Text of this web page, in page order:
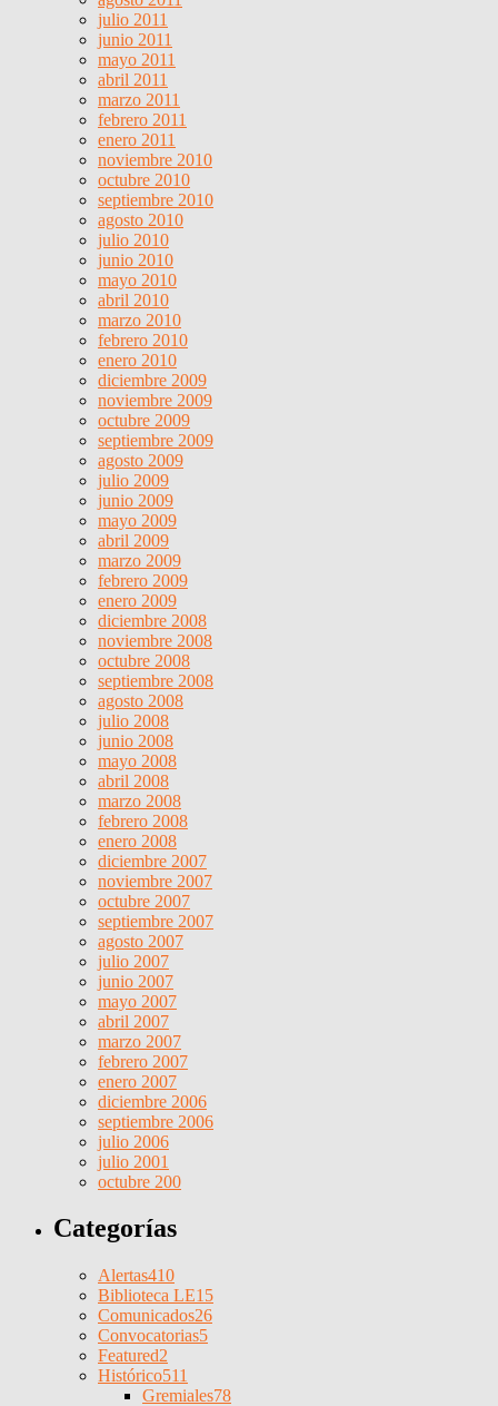
julio 2011
junio 2011
mayo 2011
abril 2011
marzo 2011
febrero 2011
enero 2011
noviembre 2010
octubre 2010
septiembre 2010
agosto 2010
julio 2010
junio 2010
mayo 2010
abril 2010
marzo 2010
febrero 2010
enero 2010
diciembre 2009
noviembre 2009
octubre 2009
septiembre 2009
agosto 2009
julio 2009
junio 2009
mayo 2009
abril 2009
marzo 2009
febrero 2009
enero 2009
diciembre 2008
noviembre 2008
octubre 2008
septiembre 2008
agosto 2008
julio 2008
junio 2008
mayo 2008
abril 2008
marzo 2008
febrero 2008
enero 2008
diciembre 2007
noviembre 2007
octubre 2007
septiembre 2007
agosto 2007
julio 2007
junio 2007
mayo 2007
abril 2007
marzo 2007
febrero 2007
enero 2007
diciembre 2006
septiembre 2006
julio 2006
julio 2001
octubre 200
Categorías
Alertas410
Biblioteca LE15
Comunicados26
Convocatorias5
Featured2
Histórico511
Gremiales78